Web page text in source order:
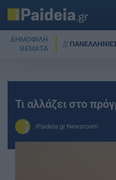
ΔΗΜΟΦΙΛΗ
ΘΕΜΑΤΑ
Τι αλλάζει στο
iPaideia.gr Newsroom